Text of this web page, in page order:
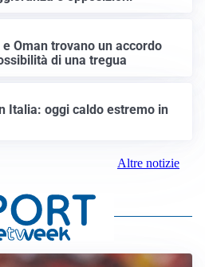
Oman trovano un accordo
di una tregua
Italia: oggi caldo estremo in
Altre notizie